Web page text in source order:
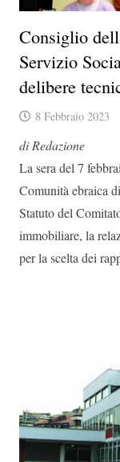
Consiglio
Servizio
delibere
8 Febbraio 2023
di Redazione
La sera del 7
Comunità ebraica
Statuto del
immobiliare, la
per la scelta dei